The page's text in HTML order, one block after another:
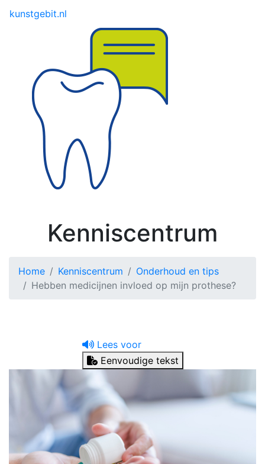
kunstgebit.nl
Kenniscentrum
Home Kenniscentrum
Onderhoud en tips
Hebben medicijnen invloed op mijn prothese?
Lees voor
Eenvoudige tekst